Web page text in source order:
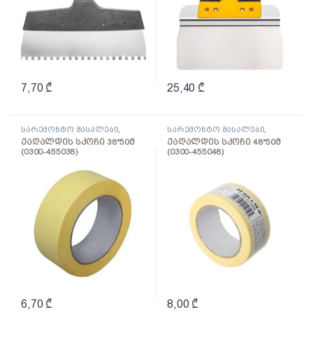
7,70 ₾ 25,40 ₾
სარემონტო მასალები
ლენტი
ქაღალდის სკოჩი 38*50მ
(0300-455038)
6,70 ₾
სარემონტო მასალები
ლენტი
ქაღალდის სკოჩი 48*50მ
(0300-455048)
8,00 ₾